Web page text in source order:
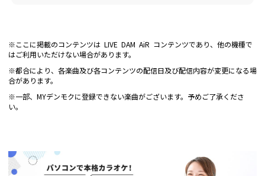
※ここに掲載のコンテンツは LIVE DAM AiR コンテンツであり、他の機種で
はご利用いただけない場合があります。
※都合により、各楽曲及び各コンテンツの配信日及び配信内容が変更になる場
合があります。
※一部、MYデンモクに登録できない楽曲がございます。予めご了承くださ
い。